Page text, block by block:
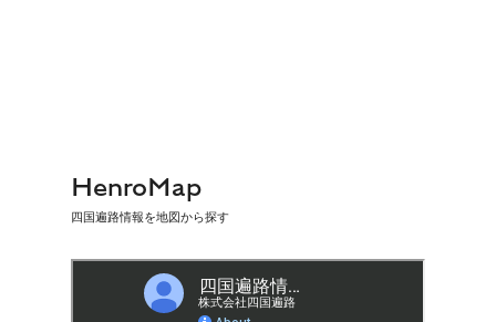
HenroMap
四国遍路情報を地図から探す